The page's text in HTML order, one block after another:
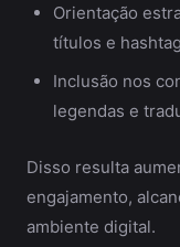
Orientação
títulos e
Inclusão nos
legendas e
Disso resulta
engajamento,
ambiente digital.